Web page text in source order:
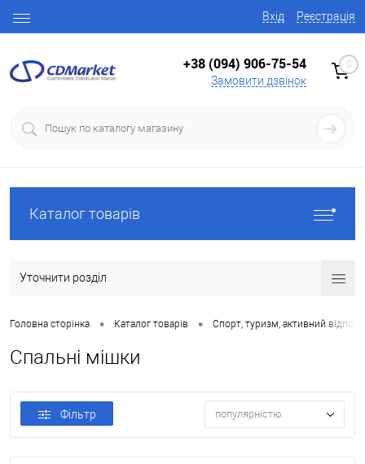
Вхід Реєстрація
+38 (094) 906-75-54
Замовити дзвінок
0
Каталог товарів
Уточнити розділ
Головна сторінка • Каталог товарів • Спорт, туризм, активний
Спальні мішки
Фільтр популярністю